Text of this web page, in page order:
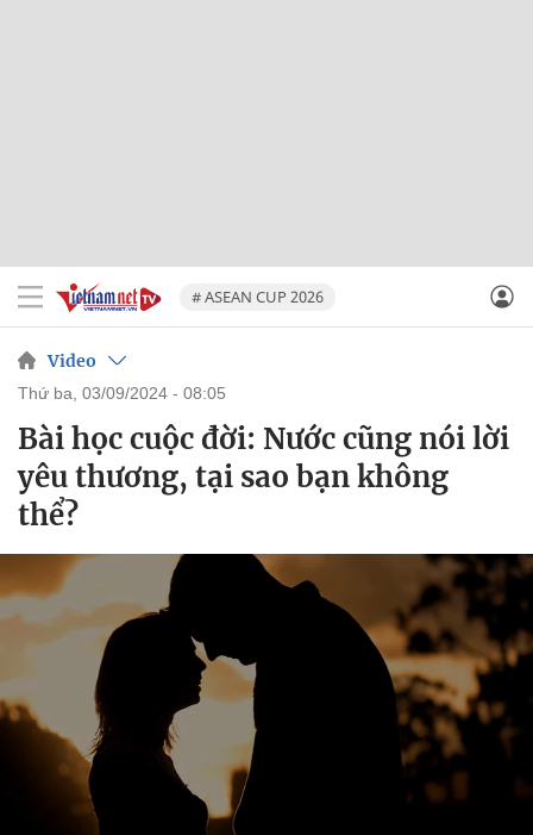
# ASEAN CUP 2026
Video
thứ ba, 03/09/2024 - 08:05
Bài học cuộc đời: Nước cũng nói lời
yêu thương, tại sao bạn không
thể?